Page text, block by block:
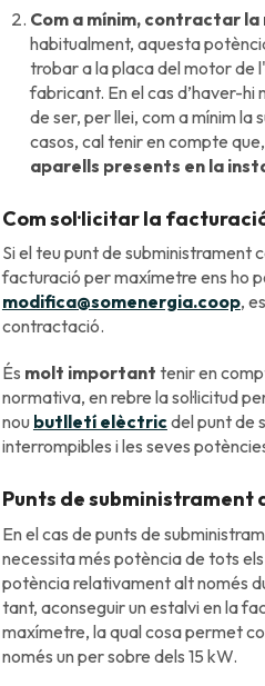
Com a mínim, contractar
habitualment, aquesta
trobar a la placa del motor de
fabricant. En el cas d’haver-
de ser, per llei, com a mínim
casos, cal tenir en compte
aparells presents en la
Com sol·licitar la
Si el teu punt de subministrament
facturació per maxímetre ens ho
modifica@somenergia.coop,
contractació.
És molt important tenir en
normativa, en rebre la sol·licitud
nou butlletí elèctricdel punt de
interrompibles i les seves
Punts de subministrament
En el cas de punts de
necessita més potència de tots
potència relativament alt només
tant, aconseguir un estalvi en la
maxímetre, la qual cosa permet
només un per sobre dels 15 kW.